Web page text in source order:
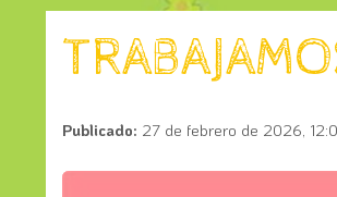
Publicado: 27 de febrero de 2026,